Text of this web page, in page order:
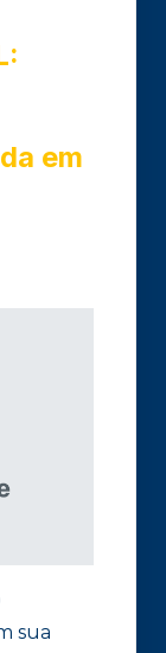
em
sua